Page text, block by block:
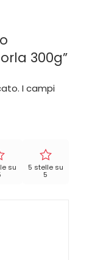
300g”
I campi
su 5 stelle su
5